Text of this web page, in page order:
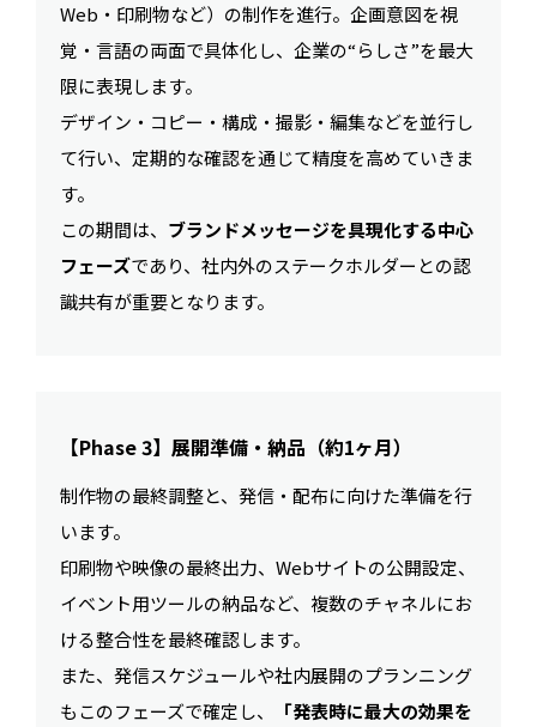
Web・印刷物など）の制作を進行。企画意図を視
覚・言語の両面で具体化し、企業の“らしさ”を最大
限に表現します。
デザイン・コピー・構成・撮影・編集などを並行し
て行い、定期的な確認を通じて精度を高めていきま
す。
この期間は、 ブランドメッセージを具現化する中心
フェーズであり、社内外のステークホルダーとの認
識共有が重要となります。
【Phase 3】展開準備・納品（約1ヶ月）
制作物の最終調整と、発信・配布に向けた準備を行
います。
印刷物や映像の最終出力、Webサイトの公開設定、
イベント用ツールの納品など、複数のチャネルにお
ける整合性を最終確認します。
また、発信スケジュールや社内展開のプランニング
もこのフェーズで確定し、
「発表時に最大の効果を